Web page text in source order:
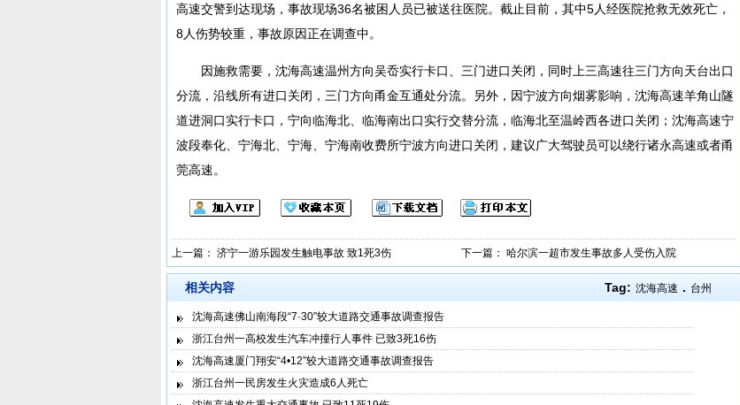
高速交警到达现场，事故现场36名被困人员已被送往医院。截止目前，其中5人经医院抢救无效死亡，
8人伤势较重，事故原因正在调查中。
因施救需要，沈海高速温州方向吴岙实行卡口、三门进口关闭，同时上三高速往三门方向天台出口
分流，沿线所有进口关闭，三门方向甬金互通处分流。另外，因宁波方向烟雾影响，沈海高速羊角山隧
道进洞口实行卡口，宁向临海北、临海南出口实行交替分流，临海北至温岭西各进口关闭；沈海高速宁
波段奉化、宁海北、宁海、宁海南收费所宁波方向进口关闭，建议广大驾驶员可以绕行诸永高速或者甬
莞高速。
下一篇： 哈尔滨一超市发生事故多人受伤入院
上一篇： 济宁一游乐园发生触电事故 致1死3伤
Tag: 沈海高速 . 台州
相关内容
沈海高速佛山南海段“7·30”较大道路交通事故调查报告
浙江台州一高校发生汽车冲撞行人事件 已致3死16伤
沈海高速厦门翔安“4•12”较大道路交通事故调查报告
浙江台州一民房发生火灾造成6人死亡